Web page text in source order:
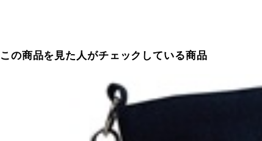
この商品を見た人がチェックしている商品